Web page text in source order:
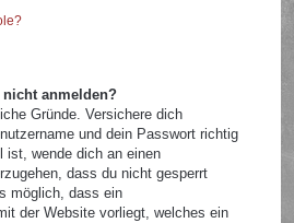
anmelden?
Gründe. Versichere dich
und dein Passwort richtig
ist, wende dich an einen
dass du nicht gesperrt
möglich, dass ein
der Website vorliegt, welches ein